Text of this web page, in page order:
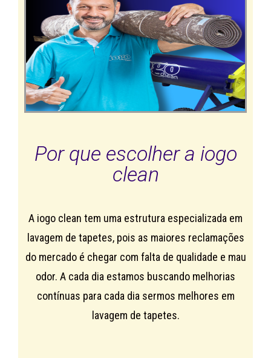
Por que escolher a iogo
clean
A iogo clean tem uma estrutura especializada em
lavagem de tapetes, pois as maiores reclamações
do mercado é chegar com falta de qualidade e mau
odor. A cada dia estamos buscando melhorias
contínuas para cada dia sermos melhores em
lavagem de tapetes.